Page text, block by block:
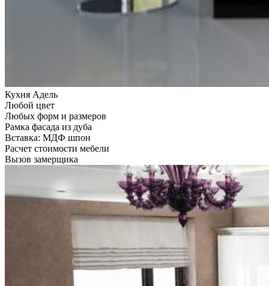
Кухня Адель
Любой цвет
Любых форм и размеров
Рамка фасада из дуба
Вставка: МДФ шпон
Расчет стоимости мебели
Вызов замерщика